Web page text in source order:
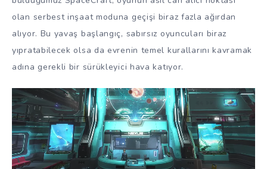
olan serbest inşaat moduna geçişi biraz fazla ağırdan
alıyor. Bu yavaş başlangıç, sabırsız oyuncuları biraz
yıpratabilecek olsa da evrenin temel kurallarını kavramak
adına gerekli bir sürükleyici hava katıyor.